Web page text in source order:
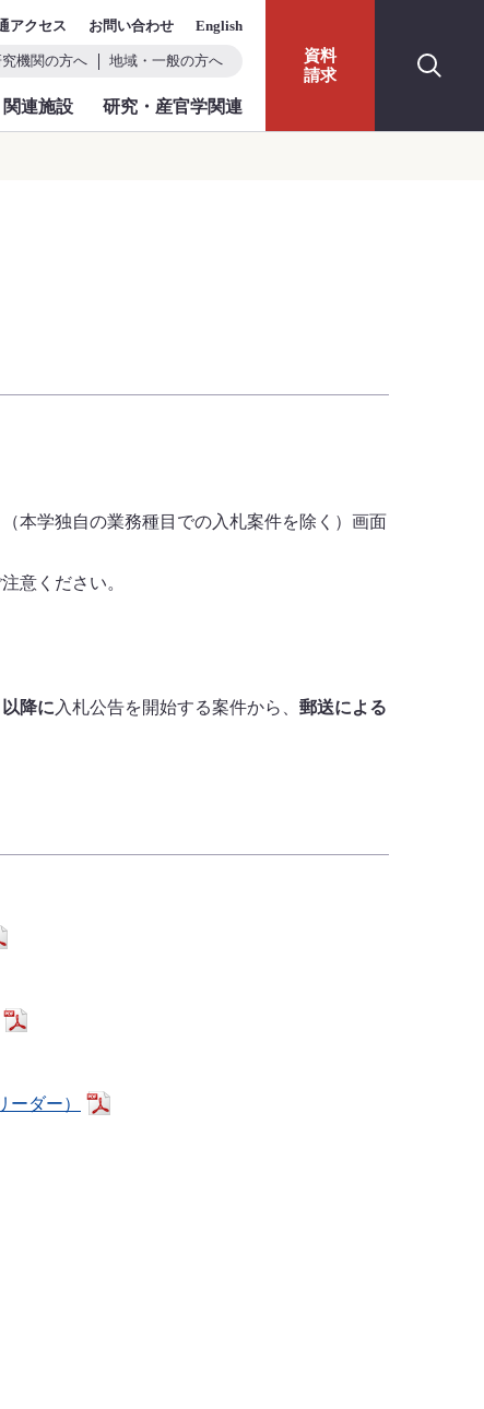
機関の方へ 地域・一般の方へ
関連施設 研究・産官学関連
アクセス お問い合わせ English
資料
請求
本学独自の業務種目での入札案件を除く）画面
意ください。
降に 入札公告を開始する案件から、 郵送による
ダー）